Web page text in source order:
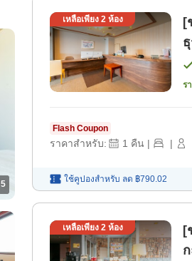
5
เหลือเพียง 2 ห้อง
[
ร
Flash Coupon
ราคาสำหรับ: 1 คืน | |
ใช้คูปองสำหรับ ลด ฿790.02
เหลือเพียง 2 ห้อง
[